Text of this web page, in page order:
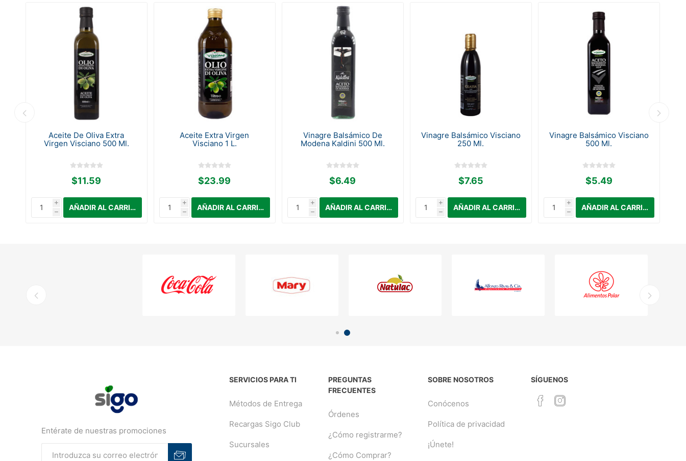
Aceite De Oliva Extra
Virgen Visciano 500 Ml.
$11.59
i
h
Aceite Extra Virgen
Visciano 1 L.
$23.99
i
h
Vinagre Balsámico De
Modena Kaldini 500 Ml.
$6.49
i
h
Vinagre Balsámico Visciano
250 Ml.
$7.65
i
h
Vinagre Balsámico Visciano
500 Ml.
$5.49
i
h
Entérate de nuestras promociones
SERVICIOS PARA TI
Métodos de Entrega
Recargas Sigo Club
Sucursales
PREGUNTAS
FRECUENTES
Órdenes
¿Cómo registrarme?
¿Cómo Comprar?
SOBRE NOSOTROS
Conócenos
Política de privacidad
¡Únete!
SÍGUENOS